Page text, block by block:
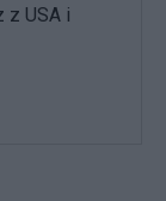
z USA i